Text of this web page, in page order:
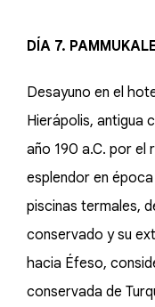
DÍA 7.
Desayuno en el
Hierápolis, antigua
año 190 a.C. por el
esplendor en
piscinas termales,
conservado y su
hacia Éfeso,
conservada de